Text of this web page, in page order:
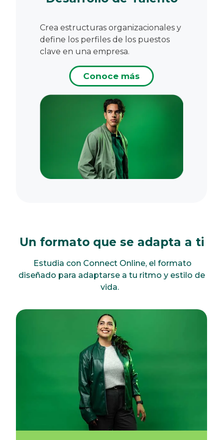
Crea estructuras organizacionales y
define los perfiles de los puestos
clave en una empresa.
Conoce más
Un formato que se adapta a ti
Estudia con Connect Online, el formato
diseñado para adaptarse a tu ritmo y estilo de
vida.